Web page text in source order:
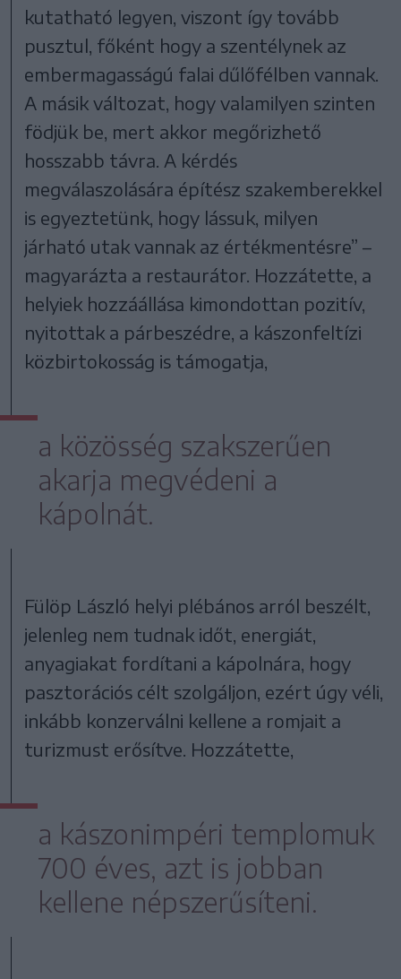
kutatható legyen, viszont így tovább
pusztul, főként hogy a szentélynek az
embermagasságú falai dűlőfélben vannak.
A másik változat, hogy valamilyen szinten
födjük be, mert akkor megőrizhető
hosszabb távra. A kérdés
megválaszolására építész szakemberekkel
is egyeztetünk, hogy lássuk, milyen
járható utak vannak az értékmentésre” –
magyarázta a restaurátor. Hozzátette, a
helyiek hozzáállása kimondottan pozitív,
nyitottak a párbeszédre, a kászonfeltízi
közbirtokosság is támogatja,
a közösség szakszerűen
akarja megvédeni a
kápolnát.
Fülöp László helyi plébános arról beszélt,
jelenleg nem tudnak időt, energiát,
anyagiakat fordítani a kápolnára, hogy
pasztorációs célt szolgáljon, ezért úgy véli,
inkább konzerválni kellene a romjait a
turizmust erősítve. Hozzátette,
a kászonimpéri templomuk
700 éves, azt is jobban
kellene népszerűsíteni.